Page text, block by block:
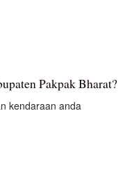
Pakpak Bharat?
kendaraan anda